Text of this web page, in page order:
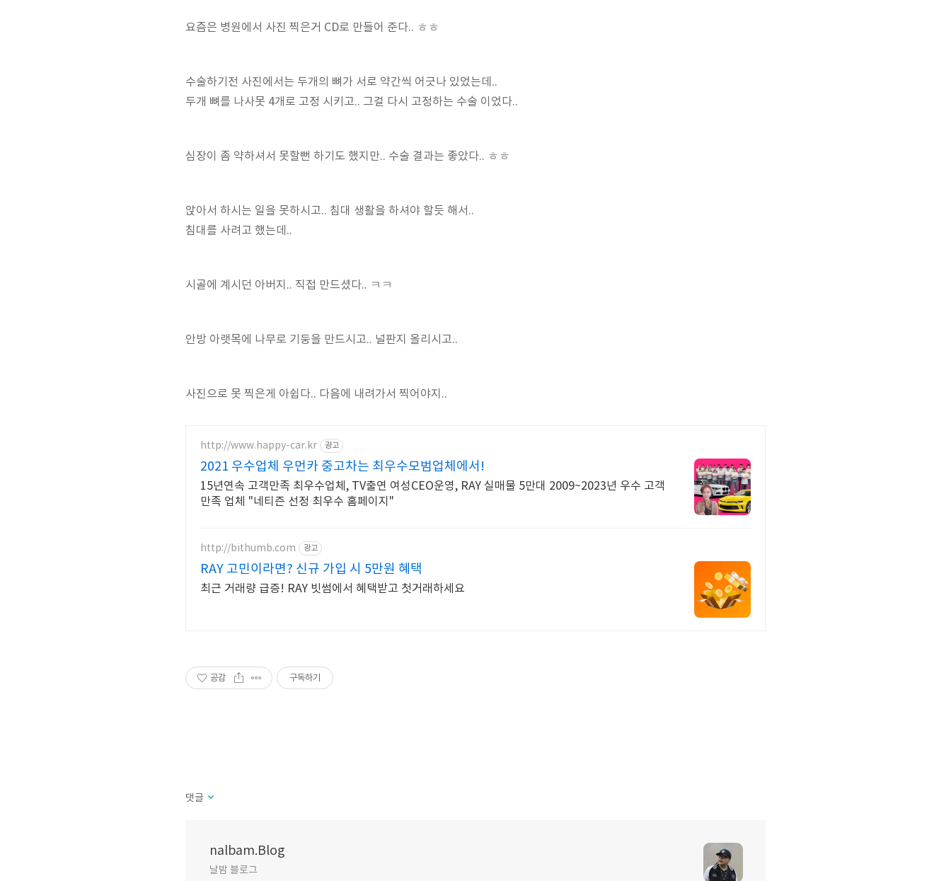
요즘은 병원에서 사진 찍은거 CD로 만들어 준다.. ㅎㅎ
수술하기전 사진에서는 두개의 뼈가 서로 약간씩 어긋나 있었는데..
두개 뼈를 나사못 4개로 고정 시키고.. 그걸 다시 고정하는 수술 이었다..
심장이 좀 약하셔서 못할뻔 하기도 했지만.. 수술 결과는 좋았다.. ㅎㅎ
앉아서 하시는 일을 못하시고.. 침대 생활을 하셔야 할듯 해서..
침대를 사려고 했는데..
시골에 계시던 아버지.. 직접 만드셨다.. ㅋㅋ
안방 아랫목에 나무로 기둥을 만드시고.. 널판지 올리시고..
사진으로 못 찍은게 아쉽다.. 다음에 내려가서 찍어야지..
http://www.happy-car.kr 광고
2021 우수업체 우먼카 중고차는 최우수모범업체에서!
15년연속 고객만족 최우수업체, TV출연 여성CEO운영, RAY 실매물 5만대 2009~2023년 우수 고객
만족 업체 "네티즌 선정 최우수 홈페이지"
http://bithumb.com 광고
RAY 고민이라면? 신규 가입 시 5만원 혜택
최근 거래량 급증! RAY 빗썸에서 혜택받고 첫거래하세요
공감 구독하기
댓글
nalbam.Blog
날밤 블로그